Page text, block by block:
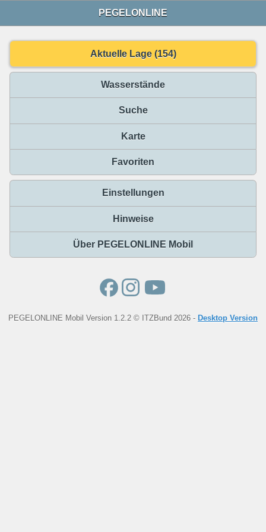
PEGELONLINE
Aktuelle Lage (154)
Wasserstände
Suche
Karte
Favoriten
Einstellungen
Hinweise
Über PEGELONLINE Mobil
PEGELONLINE Mobil Version 1.2.2 © ITZBund 2026 - Desktop Version